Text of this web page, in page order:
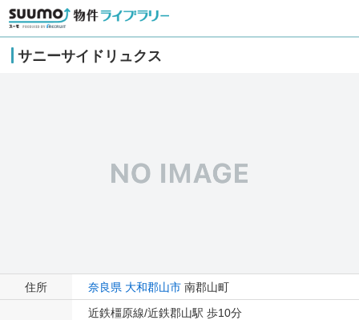
サニーサイドリュクス
住所 奈良県 大和郡山市 南郡山町
近鉄橿原線/近鉄郡山駅 歩10分